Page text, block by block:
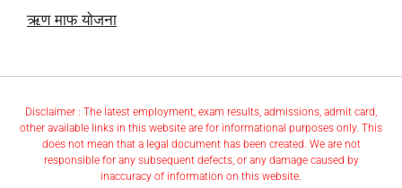
ऋण माफ योजना
Disclaimer : The latest employment, exam results, admissions, admit card,
other available links in this website are for informational purposes only. This
does not mean that a legal document has been created. We are not
responsible for any subsequent defects, or any damage caused by
inaccuracy of information on this website.